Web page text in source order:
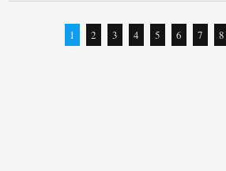
1 2 3 4 5 6 7 8